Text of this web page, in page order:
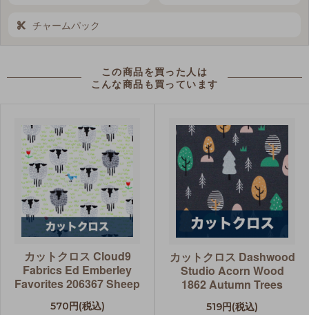
チャームパック
この商品を買った人は
こんな商品も買っています
カットクロス Cloud9
Fabrics Ed Emberley
Favorites 206367 Sheep
570円(税込)
カットクロス Dashwood
Studio Acorn Wood
1862 Autumn Trees
519円(税込)